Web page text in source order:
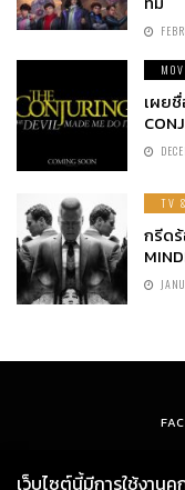
เผย
TV
กรีด
เว็บไซต์นี้มีการใช้งานคุ